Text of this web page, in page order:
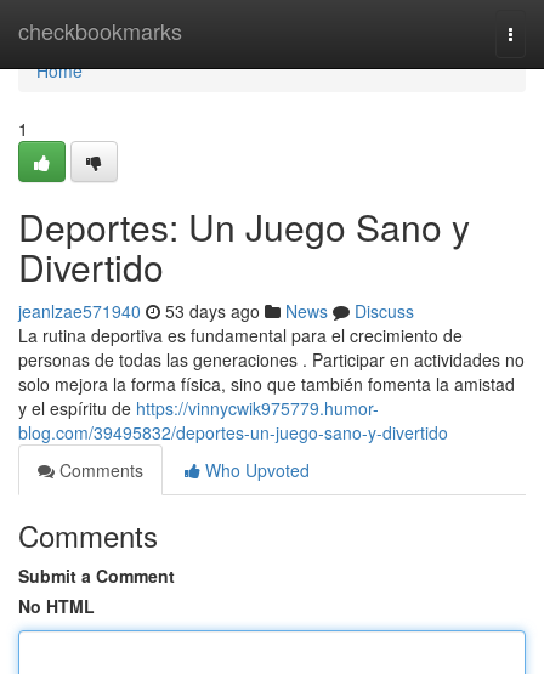
checkbookmarks
Home
Home
1
Deportes: Un Juego Sano y
Divertido
jeanlzae571940 53 days ago News
Discuss
La rutina deportiva es fundamental para el crecimiento de
personas de todas las generaciones . Participar en actividades no
solo mejora la forma física, sino que también fomenta la amistad
y el espíritu de https://vinnycwik975779.humor-
blog.com/39495832/deportes-un-juego-sano-y-divertido
Comments
Who Upvoted
Comments
Submit a Comment
No HTML